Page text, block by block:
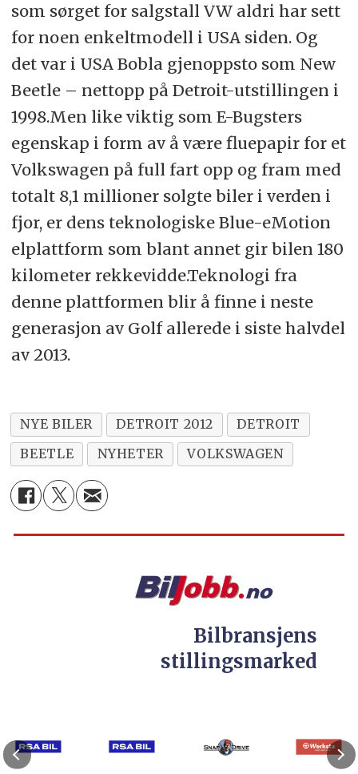
som sørget for salgstall VW aldri har sett
for noen enkeltmodell i USA siden. Og
det var i USA Bobla gjenoppsto som New
Beetle – nettopp på Detroit-utstillingen i
1998.Men like viktig som E-Bugsters
egenskap i form av å være fluepapir for et
Volkswagen på full fart opp og fram med
totalt 8,1 millioner solgte biler i verden i
fjor, er dens teknologiske Blue-eMotion
elplattform som blant annet gir bilen 180
kilometer rekkevidde.Teknologi fra
denne plattformen blir å finne i neste
generasjon av Golf allerede i siste halvdel
av 2013.
NYE BILER DETROIT 2012
DETROIT
BEETLE
NYHETER VOLKSWAGEN
Bilbransjens
stillingsmarked